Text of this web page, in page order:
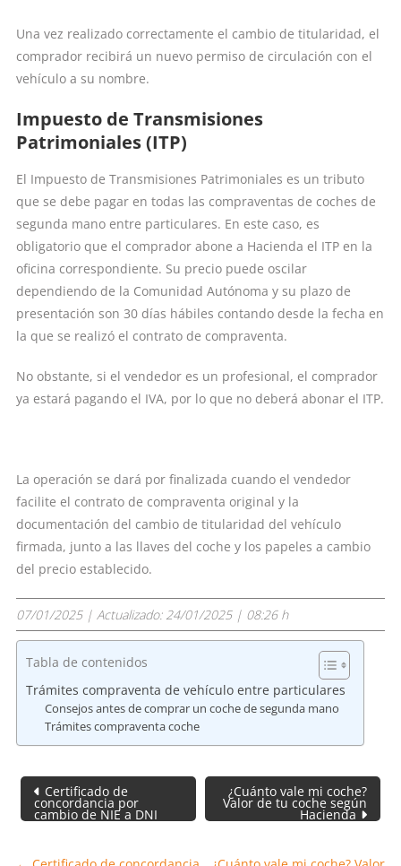
Una vez realizado correctamente el cambio de titularidad, el
comprador recibirá un nuevo permiso de circulación con el
vehículo a su nombre.
Impuesto de Transmisiones
Patrimoniales (ITP)
El Impuesto de Transmisiones Patrimoniales es un tributo
que se debe pagar en todas las compraventas de coches de
segunda mano entre particulares. En este caso, es
obligatorio que el comprador abone a Hacienda el ITP en la
oficina correspondiente. Su precio puede oscilar
dependiendo de la Comunidad Autónoma y su plazo de
presentación son 30 días hábiles contando desde la fecha en
la que se realizó el contrato de compraventa.
No obstante, si el vendedor es un profesional, el comprador
ya estará pagando el IVA, por lo que no deberá abonar el ITP.
La operación se dará por finalizada cuando el vendedor
facilite el contrato de compraventa original y la
documentación del cambio de titularidad del vehículo
firmada, junto a las llaves del coche y los papeles a cambio
del precio establecido.
07/01/2025 | Actualizado: 24/01/2025 | 08:26 h
Tabla de contenidos
Trámites compraventa de vehículo entre particulares
Consejos antes de comprar un coche de segunda mano
Trámites compraventa coche
Navegación
de
entradas
Certificado de
concordancia por
cambio de NIE a DNI
¿Cuánto vale mi coche?
Valor de tu coche según
Hacienda